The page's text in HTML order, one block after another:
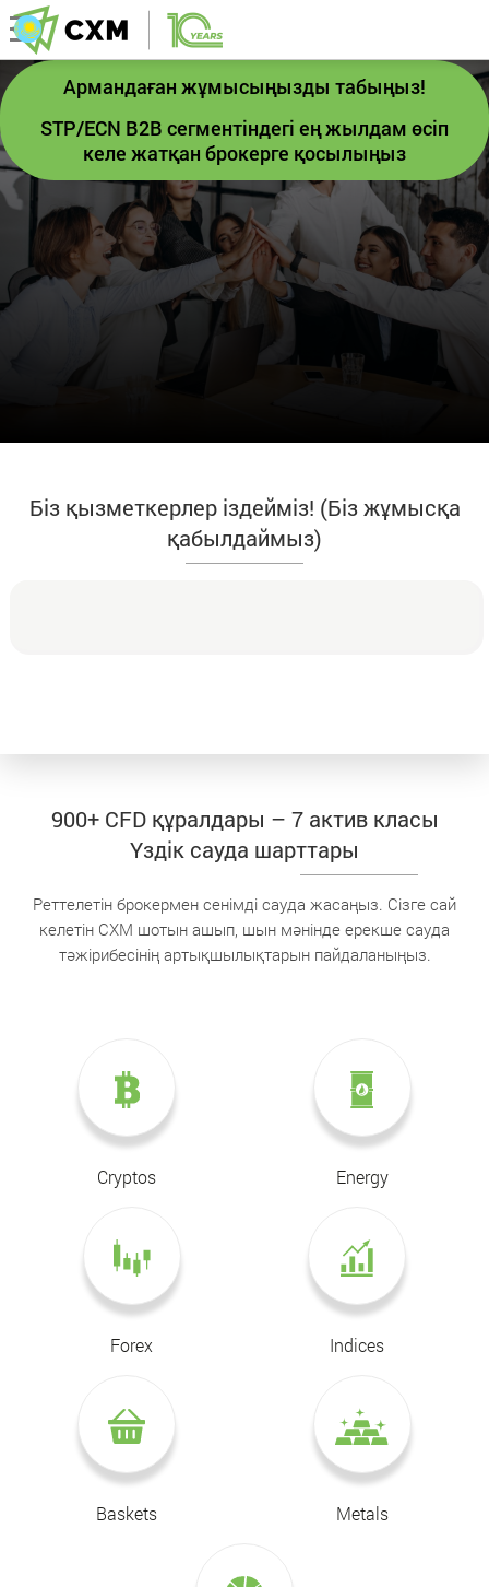
Армандаған жұмысыңызды табыңыз!
STP/ECN B2B сегментіндегі ең жылдам өсіп
келе жатқан брокерге қосылыңыз
Біз қызметкерлер іздейміз! (Біз жұмысқа
қабылдаймыз)
900+ CFD құралдары – 7 актив класы
Үздік сауда шарттары
Реттелетін брокермен сенімді сауда жасаңыз. Сізге сай
келетін CXM шотын ашып, шын мәнінде ерекше сауда
тәжірибесінің артықшылықтарын пайдаланыңыз.
Cryptos Energy
Forex Indices
Baskets Metals